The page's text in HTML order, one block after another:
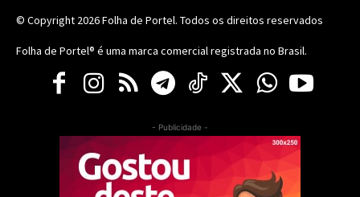
© Copyright 2026Folha de Portel. Todos os direitos reservados
Folha de Portel® é uma marca comercial registrada no Brasil.
- Publicidade -